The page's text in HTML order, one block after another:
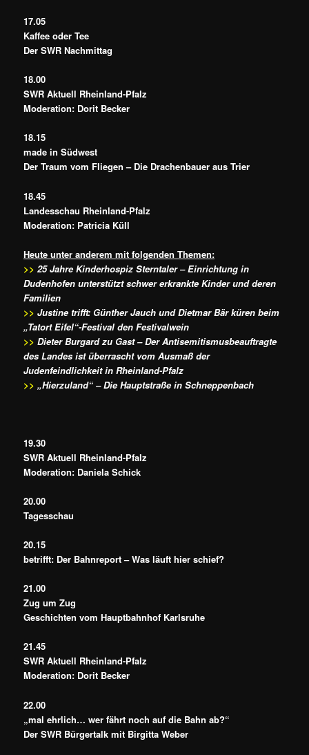
17.05
Kaffee oder Tee
Der SWR Nachmittag
18.00
SWR Aktuell Rheinland-Pfalz
Moderation: Dorit Becker
18.15
made in Südwest
Der Traum vom Fliegen – Die Drachenbauer aus Trier
18.45
Landesschau Rheinland-Pfalz
Moderation: Patricia Küll
Heute unter anderem mit folgenden Themen:
>> 25 Jahre Kinderhospiz Sterntaler – Einrichtung in
Dudenhofen unterstützt schwer erkrankte Kinder und deren
Familien
>> Justine trifft: Günther Jauch und Dietmar Bär küren beim
„Tatort Eifel“-Festival den Festivalwein
>> Dieter Burgard zu Gast – Der Antisemitismusbeauftragte
des Landes ist überrascht vom Ausmaß der
Judenfeindlichkeit in Rheinland-Pfalz
>> „Hierzuland“ – Die Hauptstraße in Schneppenbach
19.30
SWR Aktuell Rheinland-Pfalz
Moderation: Daniela Schick
20.00
Tagesschau
20.15
betrifft: Der Bahnreport – Was läuft hier schief?
21.00
Zug um Zug
Geschichten vom Hauptbahnhof Karlsruhe
21.45
SWR Aktuell Rheinland-Pfalz
Moderation: Dorit Becker
22.00
„mal ehrlich… wer fährt noch auf die Bahn ab?“
Der SWR Bürgertalk mit Birgitta Weber